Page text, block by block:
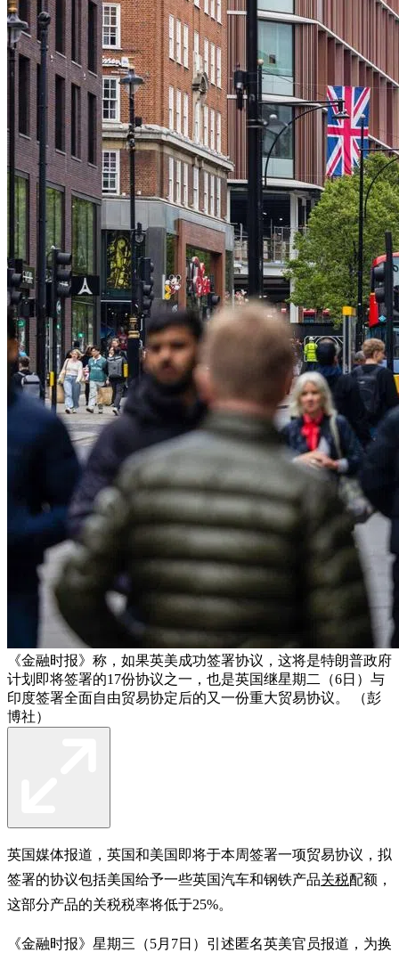
《金融时报》称，如果英美成功签署协议，这将是特朗普政府
计划即将签署的17份协议之一，也是英国继星期二（6日）与
印度签署全面自由贸易协定后的又一份重大贸易协议。 （彭
博社）
英国媒体报道，英国和美国即将于本周签署一项贸易协议，拟
签署的协议包括美国给予一些英国汽车和钢铁产品关税配额，
这部分产品的关税税率将低于25%。
《金融时报》星期三（5月7日）引述匿名英美官员报道，为换